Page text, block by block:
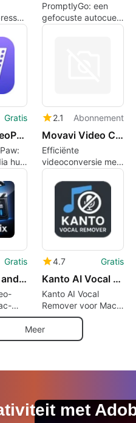
PromptlyGo: een
gefocuste autocue
voor camera-gericht
Gratis
Cisdem VideoPaw
hub
2.1 Abonnement
Movavi Video Converter
Efficiënte
videoconversie met
Movavi Video
Converter
Gratis
Video pitch and tempo changer for mac
4.7 Gratis
Kanto AI Vocal Remover for Mac
Kanto AI Vocal
Remover voor Mac:
Eenvoudige Vocalen
Verwijdering
Meer
met